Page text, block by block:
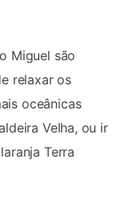
Miguel são
relaxar os
oceânicas
Velha, ou ir
Terra